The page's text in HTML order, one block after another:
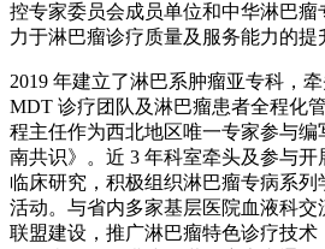
控专家委员会成员单位和中华淋巴
力于淋巴瘤诊疗质量及服务能力的提
2019 年建立了淋巴系肿瘤亚专科，
MDT 诊疗团队及淋巴瘤患者全程化
程主任作为西北地区唯一专家参与
南共识》。近 3 年科室牵头及参与开
临床研究，积极组织淋巴瘤专病系
活动。与省内多家基层医院血液科
联盟建设，推广淋巴瘤特色诊疗技